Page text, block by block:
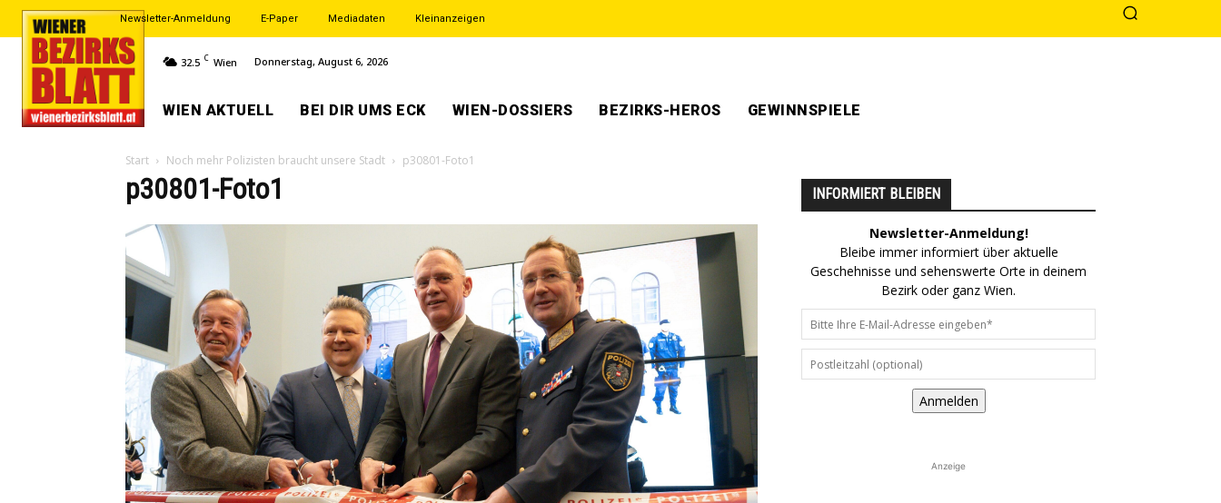
Newsletter-Anmeldung E-Paper Mediadaten Kleinanzeigen
32.5 C Wien Donnerstag, August 6, 2026
WIEN AKTUELL BEI DIR UMS ECK WIEN-DOSSIERS BEZIRKS-HEROS GEWINNSPIELE
Start Noch mehr Polizisten braucht unsere Stadt p30801-Foto1
p30801-Foto1 INFORMIERT BLEIBEN
Newsletter-Anmeldung!
Bleibe immer informiert über aktuelle
Geschehnisse und sehenswerte Orte in deinem
Bezirk oder ganz Wien.
Anmelden
Anzeige